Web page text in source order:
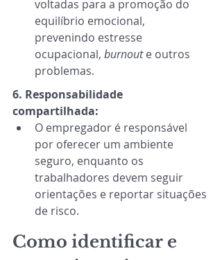
voltadas para a promoção do
equilíbrio emocional,
prevenindo estresse
ocupacional, burnout e outros
problemas.
6. Responsabilidade
compartilhada:
O empregador é responsável
por oferecer um ambiente
seguro, enquanto os
trabalhadores devem seguir
orientações e reportar situações
de risco.
Como identificar e